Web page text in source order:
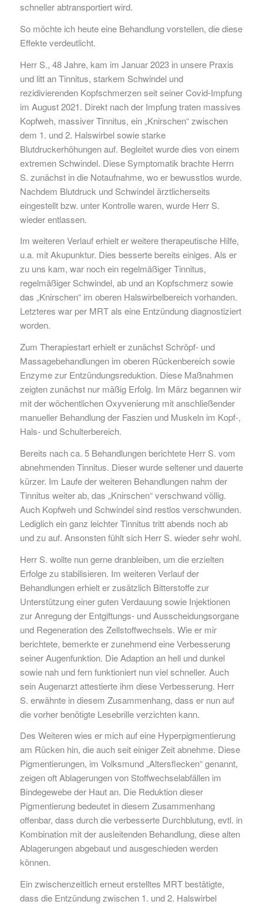
schneller abtransportiert wird.
So möchte ich heute eine Behandlung vorstellen, die diese
Effekte verdeutlicht.
Herr S., 48 Jahre, kam im Januar 2023 in unsere Praxis
und litt an Tinnitus, starkem Schwindel und
rezidivierenden Kopfschmerzen seit seiner Covid-Impfung
im August 2021. Direkt nach der Impfung traten massives
Kopfweh, massiver Tinnitus, ein „Knirschen“ zwischen
dem 1. und 2. Halswirbel sowie starke
Blutdruckerhöhungen auf. Begleitet wurde dies von einem
extremen Schwindel. Diese Symptomatik brachte Herrn
S. zunächst in die Notaufnahme, wo er bewusstlos wurde.
Nachdem Blutdruck und Schwindel ärztlicherseits
eingestellt bzw. unter Kontrolle waren, wurde Herr S.
wieder entlassen.
Im weiteren Verlauf erhielt er weitere therapeutische Hilfe,
u.a. mit Akupunktur. Dies besserte bereits einiges. Als er
zu uns kam, war noch ein regelmäßiger Tinnitus,
regelmäßiger Schwindel, ab und an Kopfschmerz sowie
das „Knirschen“ im oberen Halswirbelbereich vorhanden.
Letzteres war per MRT als eine Entzündung diagnostiziert
worden.
Zum Therapiestart erhielt er zunächst Schröpf- und
Massagebehandlungen im oberen Rückenbereich sowie
Enzyme zur Entzündungsreduktion. Diese Maßnahmen
zeigten zunächst nur mäßig Erfolg. Im März begannen wir
mit der wöchentlichen Oxyvenierung mit anschließender
manueller Behandlung der Faszien und Muskeln im Kopf-,
Hals- und Schulterbereich.
Bereits nach ca. 5 Behandlungen berichtete Herr S. vom
abnehmenden Tinnitus. Dieser wurde seltener und dauerte
kürzer. Im Laufe der weiteren Behandlungen nahm der
Tinnitus weiter ab, das „Knirschen“ verschwand völlig.
Auch Kopfweh und Schwindel sind restlos verschwunden.
Lediglich ein ganz leichter Tinnitus tritt abends noch ab
und zu auf. Ansonsten fühlt sich Herr S. wieder sehr wohl.
Herr S. wollte nun gerne dranbleiben, um die erzielten
Erfolge zu stabilisieren. Im weiteren Verlauf der
Behandlungen erhielt er zusätzlich Bitterstoffe zur
Unterstützung einer guten Verdauung sowie Injektionen
zur Anregung der Entgiftungs- und Ausscheidungsorgane
und Regeneration des Zellstoffwechsels. Wie er mir
berichtete, bemerkte er zunehmend eine Verbesserung
seiner Augenfunktion. Die Adaption an hell und dunkel
sowie nah und fern funktioniert nun viel schneller. Auch
sein Augenarzt attestierte ihm diese Verbesserung. Herr
S. erwähnte in diesem Zusammenhang, dass er nun auf
die vorher benötigte Lesebrille verzichten kann.
Des Weiteren wies er mich auf eine Hyperpigmentierung
am Rücken hin, die auch seit einiger Zeit abnehme. Diese
Pigmentierungen, im Volksmund „Altersflecken“ genannt,
zeigen oft Ablagerungen von Stoffwechselabfällen im
Bindegewebe der Haut an. Die Reduktion dieser
Pigmentierung bedeutet in diesem Zusammenhang
offenbar, dass durch die verbesserte Durchblutung, evtl. in
Kombination mit der ausleitenden Behandlung, diese alten
Ablagerungen abgebaut und ausgeschieden werden
können.
Ein zwischenzeitlich erneut erstelltes MRT bestätigte,
dass die Entzündung zwischen 1. und 2. Halswirbel